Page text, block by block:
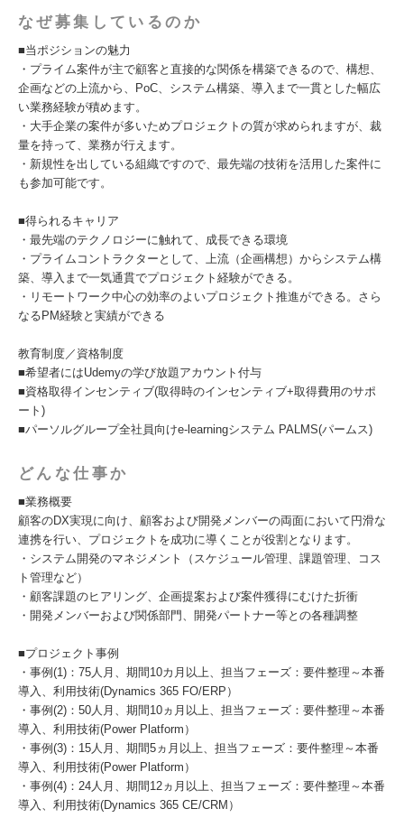
なぜ募集しているのか
■当ポジションの魅力
・プライム案件が主で顧客と直接的な関係を構築できるので、構想、
企画などの上流から、PoC、システム構築、導入まで一貫とした幅広
い業務経験が積めます。
・大手企業の案件が多いためプロジェクトの質が求められますが、裁
量を持って、業務が行えます。
・新規性を出している組織ですので、最先端の技術を活用した案件に
も参加可能です。
■得られるキャリア
・最先端のテクノロジーに触れて、成長できる環境
・プライムコントラクターとして、上流（企画構想）からシステム構
築、導入まで一気通貫でプロジェクト経験ができる。
・リモートワーク中心の効率のよいプロジェクト推進ができる。さら
なるPM経験と実績ができる
教育制度／資格制度
■希望者にはUdemyの学び放題アカウント付与
■資格取得インセンティブ(取得時のインセンティブ+取得費用のサポ
ート)
■パーソルグループ全社員向けe-learningシステム PALMS(パームス)
どんな仕事か
■業務概要
顧客のDX実現に向け、顧客および開発メンバーの両面において円滑な
連携を行い、プロジェクトを成功に導くことが役割となります。
・システム開発のマネジメント（スケジュール管理、課題管理、コス
ト管理など）
・顧客課題のヒアリング、企画提案および案件獲得にむけた折衝
・開発メンバーおよび関係部門、開発パートナー等との各種調整
■プロジェクト事例
・事例(1)：75人月、期間10カ月以上、担当フェーズ：要件整理～本番
導入、利用技術(Dynamics 365 FO/ERP）
・事例(2)：50人月、期間10ヵ月以上、担当フェーズ：要件整理～本番
導入、利用技術(Power Platform）
・事例(3)：15人月、期間5ヵ月以上、担当フェーズ：要件整理～本番
導入、利用技術(Power Platform）
・事例(4)：24人月、期間12ヵ月以上、担当フェーズ：要件整理～本番
導入、利用技術(Dynamics 365 CE/CRM）